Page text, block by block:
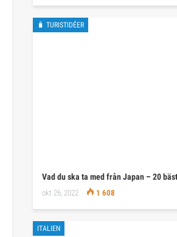
🧳 TURISTIDÉER
Vad du ska ta med från Japan – 20
okt 26, 2022 1 608
ITALIEN